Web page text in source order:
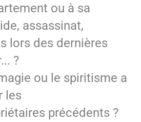
ou à sa
assassinat,
lors des dernières
?
ou le spiritisme a
les
précédents ?